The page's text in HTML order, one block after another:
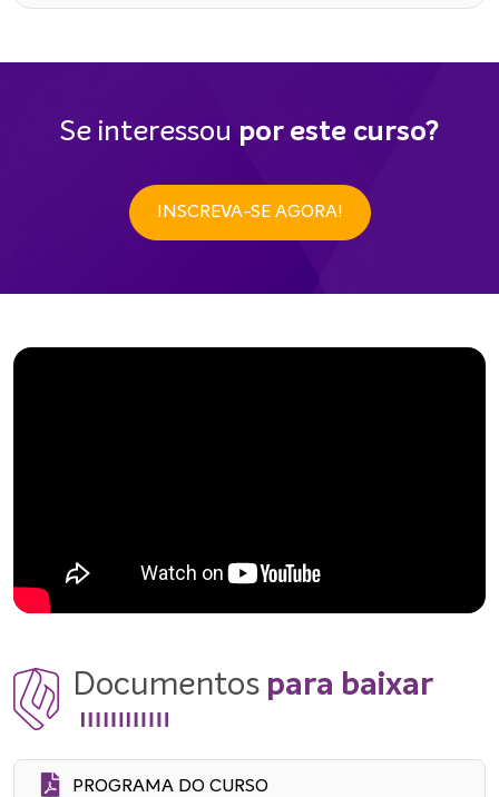
Se interessou por este curso?
INSCREVA-SE AGORA!
Documentos para baixar
PROGRAMA DO CURSO